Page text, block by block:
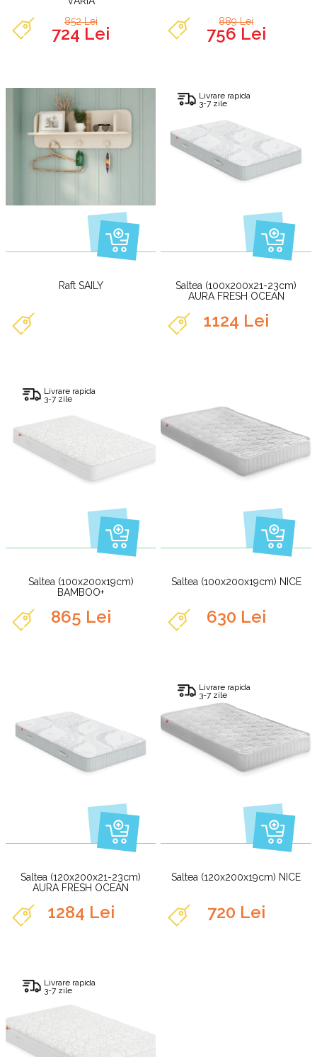
852 Lei
724 Lei
889 Lei
756 Lei
Raft SAILY
Livrare rapida
3-7 zile
Saltea (100x200x21-23cm)
AURA FRESH OCEAN
1124 Lei
Livrare rapida
3-7 zile
Saltea (100x200x19cm)
BAMBOO+
865 Lei
Saltea (100x200x19cm) NICE
630 Lei
Saltea (120x200x21-23cm)
AURA FRESH OCEAN
1284 Lei
Livrare rapida
3-7 zile
Saltea (120x200x19cm) NICE
720 Lei
Livrare rapida
3-7 zile